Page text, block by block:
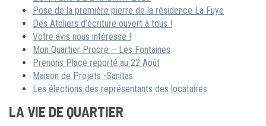
Pose de la première pierre de la résidence La Fuye
Des Ateliers d’écriture ouvert à tous !
Votre avis nous intéresse !
Mon Quartier Propre – Les Fontaines
Prenons Place reporté au 22 Août
Maison de Projets -Sanitas
Les élections des représentants des locataires
LA VIE DE QUARTIER